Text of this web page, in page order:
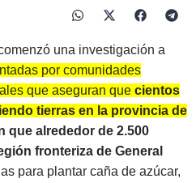
una investigación a
por comunidades
que aseguran que cientos
tierras en la provincia de
que alrededor de 2.500
fronteriza de General
para plantar caña de azúcar,